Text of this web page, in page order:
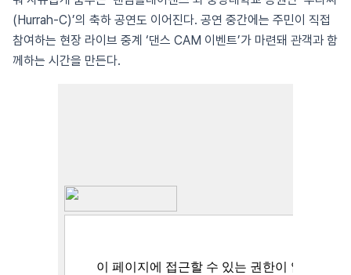
(Hurrah-C)’의 축하 공연도 이어진다. 공연 중간에는 주민이 직접
참여하는 현장 라이브 중계 ‘댄스 CAM 이벤트’가 마련돼 관객과 함
께하는 시간을 만든다.